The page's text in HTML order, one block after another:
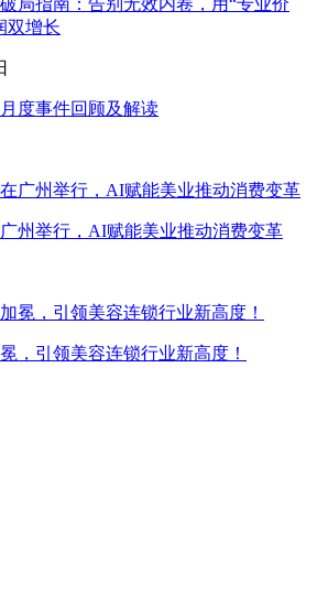
局指南：告别无效内卷，用“专业价
双增长
度事件回顾及解读
州举行，AI赋能美业推动消费变革
，引领美容连锁行业新高度！